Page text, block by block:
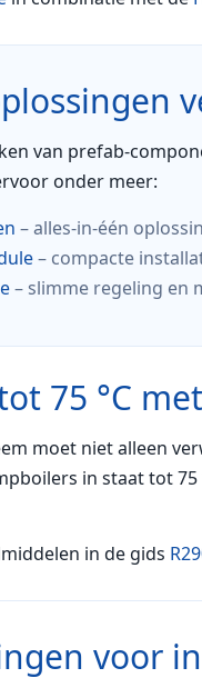
van prefab-
onder meer:
– alles-in-één
– compacte
– slimme regeling en
75 °C
moet niet alleen
in staat tot
in de gids
voor